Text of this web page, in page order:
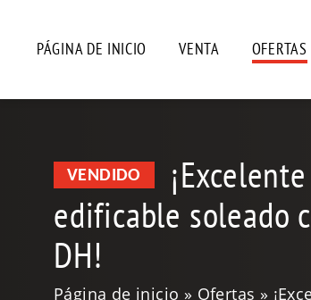
PÁGINA DE INICIO VENTA OFERTAS
VENDIDO
edificable soleado
DH!
Página de inicio Ofertas